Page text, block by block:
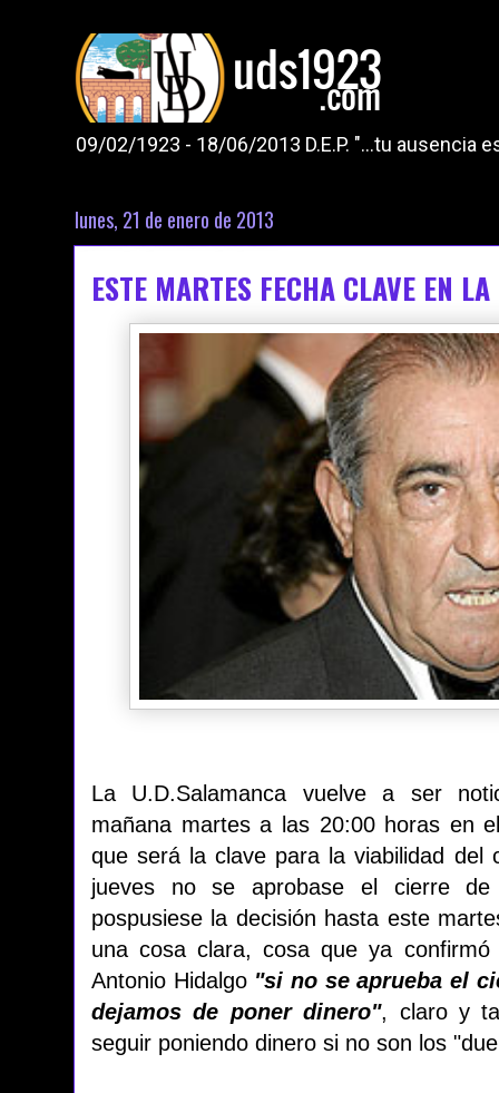
09/02/1923 - 18/06/2013 D.E.P. "...tu ausencia
lunes, 21 de enero de 2013
ESTE MARTES FECHA CLAVE EN
La U.D.Salamanca vuelve a ser
mañana martes a las 20:00 horas en
que será la clave para la viabilidad del
jueves no se aprobase el cierre
pospusiese la decisión hasta este
una cosa clara, cosa que ya
Antonio Hidalgo "si no se aprueba el
dejamos de poner dinero", claro y
seguir poniendo dinero si no son los